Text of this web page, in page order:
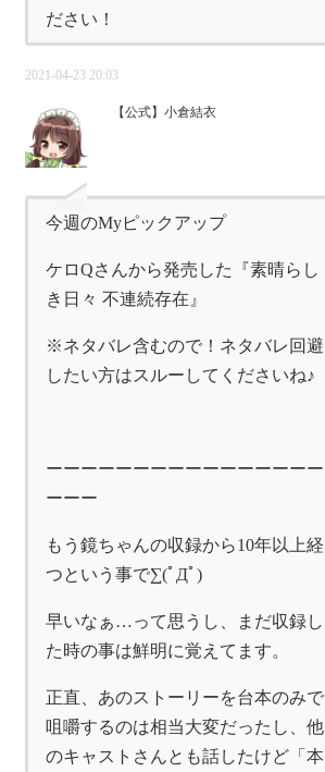
ださい！
2021-04-23 20:03
【公式】小倉結衣
今週のMyピックアップ
ケロQさんから発売した『素晴らし
き日々 不連続存在』
※ネタバレ含むので！ネタバレ回避
したい方はスルーしてくださいね♪
ーーーーーーーーーーーーーーーー
ーーー
もう鏡ちゃんの収録から10年以上経
つという事で∑(ﾟДﾟ)
早いなぁ…って思うし、まだ収録し
た時の事は鮮明に覚えてます。
正直、あのストーリーを台本のみで
咀嚼するのは相当大変だったし、他
のキャストさんとも話したけど「本